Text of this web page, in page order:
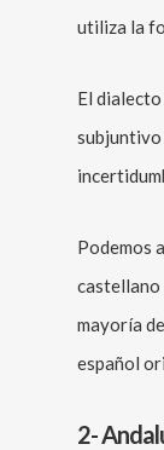
utiliza la
El
subjuntivo
Podemos
castellano
mayoría
español
2-